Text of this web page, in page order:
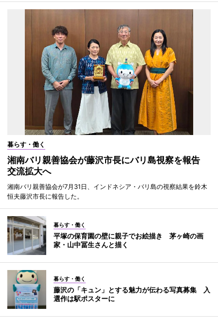
暮らす・働く
湘南バリ親善協会が藤沢市長にバリ島視察を報告
交流拡大へ
湘南バリ親善協会が7月31日、インドネシア・バリ島の視察結果を鈴木
恒夫藤沢市長に報告した。
暮らす・働く
平塚の保育園の壁に親子でお絵描き 茅ヶ崎の画
家・山中冨生さんと描く
暮らす・働く
藤沢の「キュン」とする魅力が伝わる写真募集 入
選作は駅ポスターに